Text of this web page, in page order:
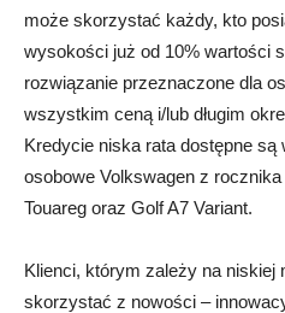
może skorzystać każdy, kto
wysokości już od 10% wartości
rozwiązanie przeznaczone dla
wszystkim ceną i/lub długim
Kredycie niska rata dostępne
osobowe Volkswagen z
Touareg oraz Golf A7 Variant.
Klienci, którym zależy na niskiej
skorzystać z nowości –